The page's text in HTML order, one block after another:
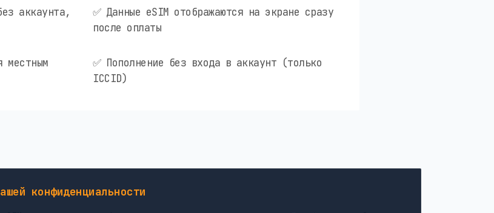
аккаунта,
✅ Данные eSIM отображаются на экране сразу
после оплаты
местным
✅ Пополнение без входа в аккаунт (только
ICCID)
конфиденциальности